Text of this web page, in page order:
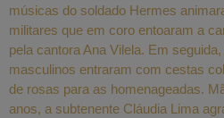
músicas do soldado Hermes
militares que em coro entoaram a
pela cantora Ana Vilela. Em
masculinos entraram com cestas
de rosas para as homenageadas.
anos, a subtenente Cláudia Lima